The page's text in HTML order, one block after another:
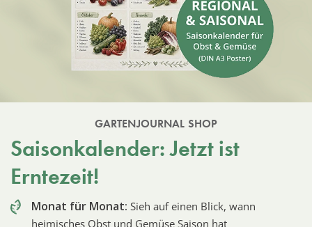
GARTENJOURNAL SHOP
Saisonkalender: Jetzt ist
Erntezeit!
Monat für Monat: Sieh auf einen Blick, wann
heimisches Obst und Gemüse Saison hat